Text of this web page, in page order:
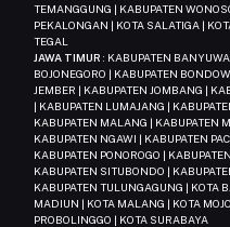
TEMANGGUNG | KABUPATEN
PEKALONGAN | KOTA SALATIGA |
TEGAL
JAWA TIMUR : KABUPATEN
BOJONEGORO | KABUPATEN
JEMBER | KABUPATEN JOMBANG |
| KABUPATEN LUMAJANG |
KABUPATEN MALANG | KABUPATEN
KABUPATEN NGAWI | KABUPATEN
KABUPATEN PONOROGO |
KABUPATEN SITUBONDO |
KABUPATEN TULUNGAGUNG | KOTA
MADIUN | KOTA MALANG | KOTA
PROBOLINGGO | KOTA SURABAYA